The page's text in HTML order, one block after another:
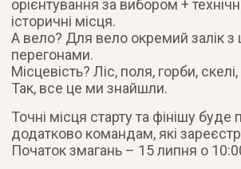
орієнтування за вибором +
історичні місця.
А вело? Для вело окремий залік з
перегонами.
Місцевість? Ліс, поля, горби,
Так, все це ми знайшли.
Точні місця старту та фінішу
додатково командам, які
Початок змагань – 15 липня о